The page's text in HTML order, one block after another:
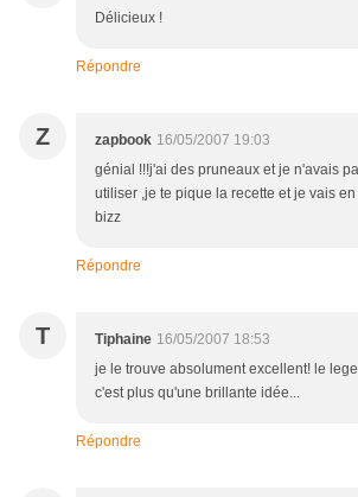
Délicieux !
Répondre
Z zapbook 16/05/2007 19:03
génial !!!j'ai des pruneaux et je n'avais
utiliser ,je te pique la recette et je vais
bizz
Répondre
T Tiphaine 16/05/2007 18:53
je le trouve absolument excellent! le
c'est plus qu'une brillante idée...
Répondre